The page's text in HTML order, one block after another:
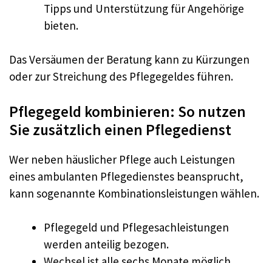
Tipps und Unterstützung für Angehörige
bieten.
Das Versäumen der Beratung kann zu Kürzungen
oder zur Streichung des Pflegegeldes führen.
Pflegegeld kombinieren: So nutzen
Sie zusätzlich einen Pflegedienst
Wer neben häuslicher Pflege auch Leistungen
eines ambulanten Pflegedienstes beansprucht,
kann sogenannte Kombinationsleistungen wählen.
Pflegegeld und Pflegesachleistungen
werden anteilig bezogen.